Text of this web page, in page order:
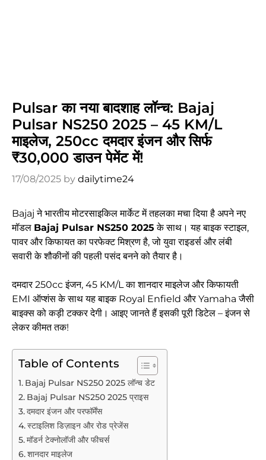
Pulsar का नया बादशाह लॉन्च: Bajaj
Pulsar NS250 2025 – 45 KM/L
माइलेज, 250cc दमदार इंजन और सिर्फ
₹30,000 डाउन पेमेंट में!
17/08/2025 by dailytime24
Bajaj ने भारतीय मोटरसाइकिल मार्केट में तहलका मचा दिया है अपने नए
मॉडल Bajaj Pulsar NS250 2025 के साथ। यह बाइक स्टाइल,
पावर और किफायत का परफेक्ट मिश्रण है, जो युवा राइडर्स और लंबी
सवारी के शौकीनों की पहली पसंद बनने को तैयार है।
दमदार 250cc इंजन, 45 KM/L का शानदार माइलेज और किफायती
EMI ऑप्शंस के साथ यह बाइक Royal Enfield और Yamaha जैसी
बाइक्स को कड़ी टक्कर देगी। आइए जानते हैं इसकी पूरी डिटेल – इंजन से
लेकर कीमत तक!
Table of Contents
Bajaj Pulsar NS250 2025 लॉन्च डेट
Bajaj Pulsar NS250 2025 प्राइस
दमदार इंजन और परफॉर्मेंस
स्टाइलिश डिज़ाइन और रोड प्रेजेंस
मॉडर्न टेक्नोलॉजी और फीचर्स
शानदार माइलेज